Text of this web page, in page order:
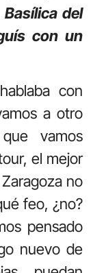
del
con un
con
a otro
vamos
el mejor
no
feo, ¿no?
pensado
nuevo de